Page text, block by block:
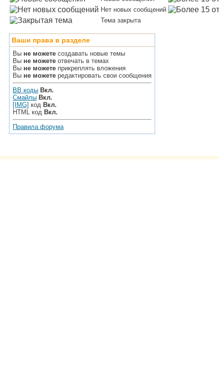
Нет новых сообщений
Тема закрыта
Ваши права в разделе
Вы не можете создавать новые темы
Вы не можете отвечать в темах
Вы не можете прикреплять вложения
Вы не можете редактировать свои сообщения
BB коды Вкл.
Смайлы Вкл.
[IMG] код Вкл.
HTML код Вкл.
Правила форума